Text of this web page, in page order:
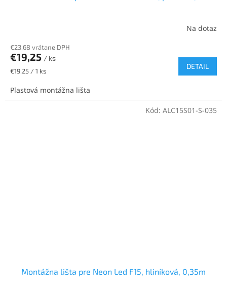
Na dotaz
€23,68 vrátane DPH
€19,25 / ks
Jednotková
€19,25 / 1 ks
DETAIL
Plastová montážna lišta
Montážna lišta pre Neon Led F15, hliníková, 0,35m
Kód: ALC15S01-S-035